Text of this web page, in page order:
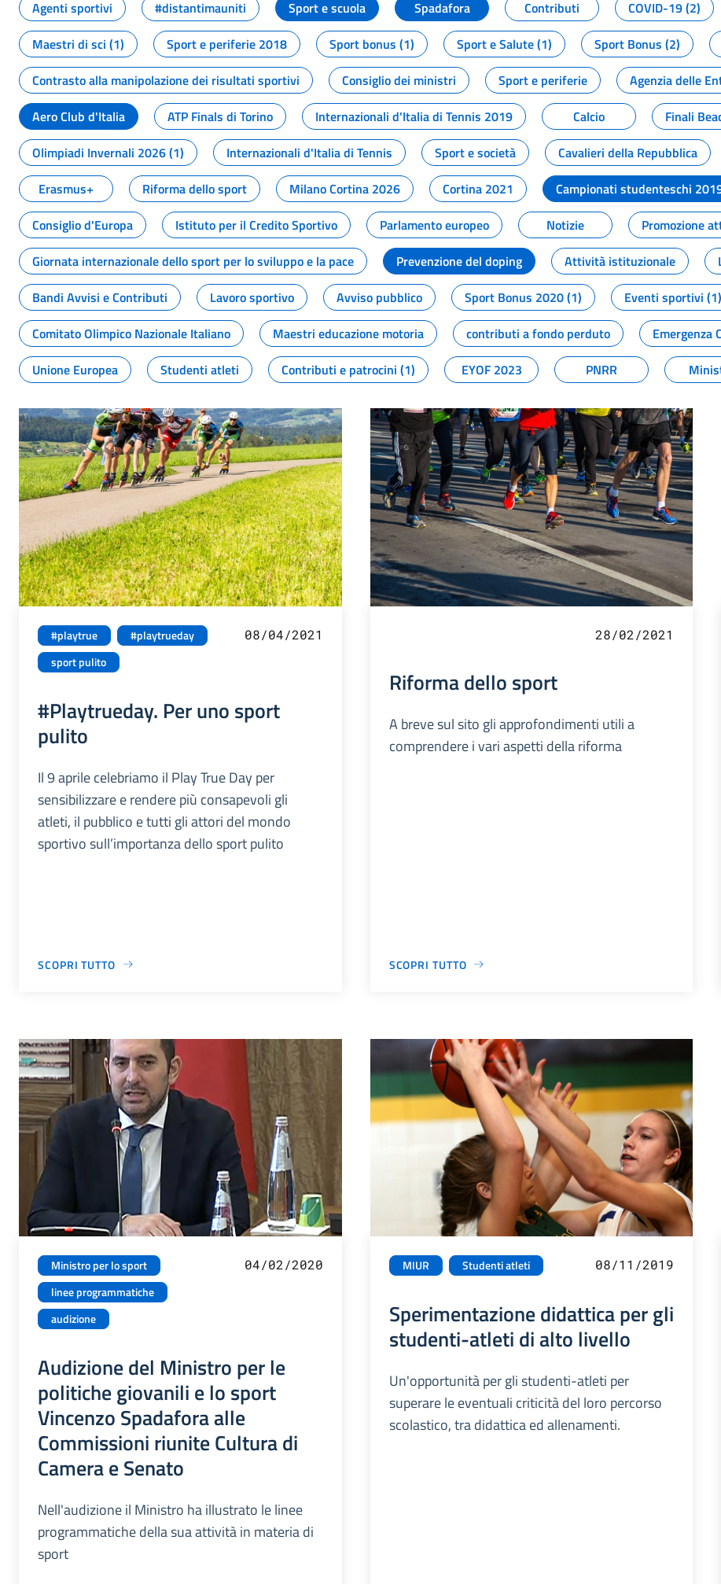
Agenti sportivi
#distantimauniti Sport e scuola Spadafora Contributi COVID-19 (2)
Maestri di sci (1)
Sport e periferie 2018 Sport bonus (1) Sport e Salute (1) Sport Bonus (2)
Contrasto alla manipolazione dei risultati sportivi
Consiglio dei ministri Sport e periferie Agenzia delle
Aero Club d'Italia
ATP Finals di Torino Internazionali d'Italia di Tennis 2019 Calcio Finali
Olimpiadi Invernali 2026 (1)
Internazionali d'Italia di Tennis Sport e società Cavalieri della Repubblica
Erasmus+
Riforma dello sport Milano Cortina 2026 Cortina 2021 Campionati studenteschi
Consiglio d'Europa
Istituto per il Credito Sportivo Parlamento europeo Notizie Promozione
Giornata internazionale dello sport per lo sviluppo e la pace
Prevenzione del doping Attività istituzionale
Bandi Avvisi e Contributi
Lavoro sportivo Avviso pubblico Sport Bonus 2020 (1) Eventi sportivi (1)
Comitato Olimpico Nazionale Italiano
Maestri educazione motoria contributi a fondo perduto Emergenza
Unione Europea
Studenti atleti Contributi e patrocini (1) EYOF 2023 PNRR
#playtrue
#playtrueday
sport pulito
08/04/2021
#Playtrueday. Per uno sport
pulito
Il 9 aprile celebriamo il Play True Day per
sensibilizzare e rendere più consapevoli gli
atleti, il pubblico e tutti gli attori del mondo
sportivo sull’importanza dello sport pulito
SCOPRI TUTTO
28/02/2021
Riforma dello sport
A breve sul sito gli approfondimenti utili a
comprendere i vari aspetti della riforma
SCOPRI TUTTO
Ministro per lo sport
linee programmatiche
audizione
04/02/2020
Audizione del Ministro per le
politiche giovanili e lo sport
Vincenzo Spadafora alle
Commissioni riunite Cultura di
Camera e Senato
Nell'audizione il Ministro ha illustrato le linee
programmatiche della sua attività in materia di
sport
MIUR Studenti atleti 08/11/2019
Sperimentazione didattica per gli
studenti-atleti di alto livello
Un'opportunità per gli studenti-atleti per
superare le eventuali criticità del loro percorso
scolastico, tra didattica ed allenamenti.